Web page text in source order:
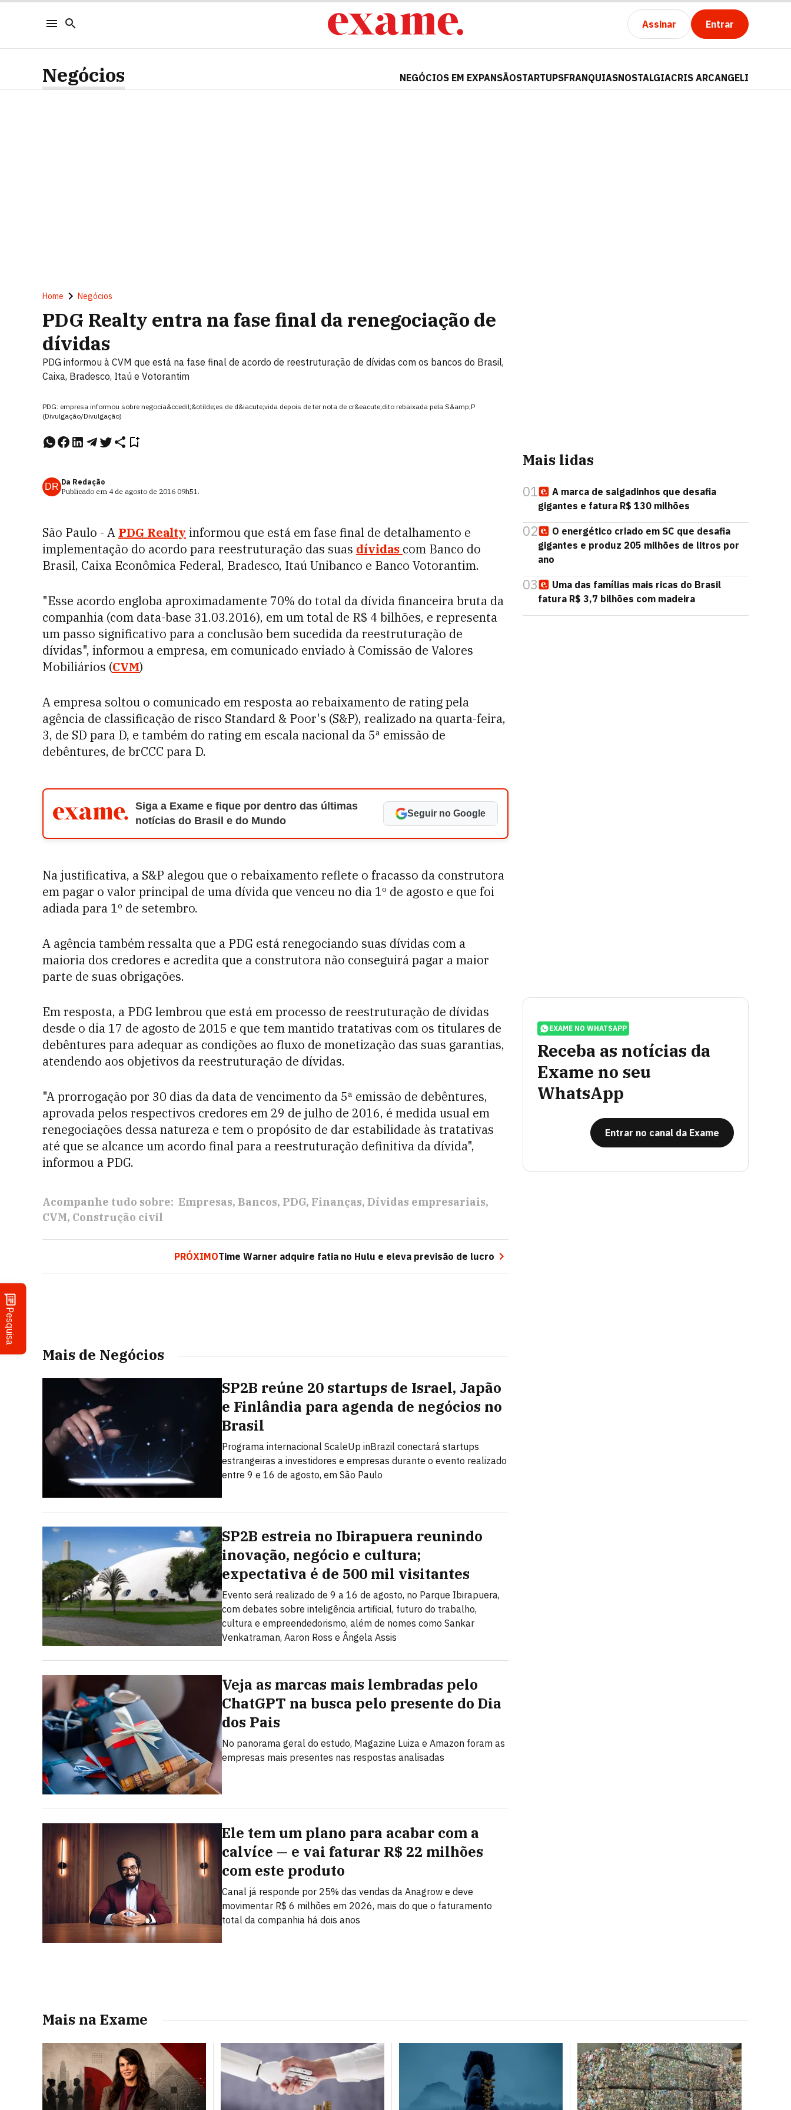
Assinar Entrar
Pesquisa
Negócios NEGÓCIOS EM EXPANSÃOSTARTUPSFRANQUIASNOSTALGIACRIS ARCANGELI
Home Negócios
PDG Realty entra na fase final da renegociação de
dívidas
PDG informou à CVM que está na fase final de acordo de reestruturação de dívidas com os bancos do Brasil,
Caixa, Bradesco, Itaú e Votorantim
PDG: empresa informou sobre negocia&ccedil;&otilde;es de d&iacute;vida depois de ter nota de cr&eacute;dito rebaixada pela S&amp;P
(Divulgação/Divulgação)
DR Da Redação
Publicado em 4 de agosto de 2016 09h51.
São Paulo - A PDG Realty informou que está em fase final de detalhamento e
implementação do acordo para reestruturação das suas dívidas com Banco do
Brasil, Caixa Econômica Federal, Bradesco, Itaú Unibanco e Banco Votorantim.
"Esse acordo engloba aproximadamente 70% do total da dívida financeira bruta da
companhia (com data-base 31.03.2016), em um total de R$ 4 bilhões, e representa
um passo significativo para a conclusão bem sucedida da reestruturação de
dívidas", informou a empresa, em comunicado enviado à Comissão de Valores
Mobiliários (CVM)
A empresa soltou o comunicado em resposta ao rebaixamento de rating pela
agência de classificação de risco Standard & Poor's (S&P), realizado na quarta-feira,
3, de SD para D, e também do rating em escala nacional da 5ª emissão de
debêntures, de brCCC para D.
Siga a Exame e fique por dentro das últimas
notícias do Brasil e do Mundo
Seguir no Google
Na justificativa, a S&P alegou que o rebaixamento reflete o fracasso da construtora
em pagar o valor principal de uma dívida que venceu no dia 1º de agosto e que foi
adiada para 1º de setembro.
A agência também ressalta que a PDG está renegociando suas dívidas com a
maioria dos credores e acredita que a construtora não conseguirá pagar a maior
parte de suas obrigações.
Em resposta, a PDG lembrou que está em processo de reestruturação de dívidas
desde o dia 17 de agosto de 2015 e que tem mantido tratativas com os titulares de
debêntures para adequar as condições ao fluxo de monetização das suas garantias,
atendendo aos objetivos da reestruturação de dívidas.
"A prorrogação por 30 dias da data de vencimento da 5ª emissão de debêntures,
aprovada pelos respectivos credores em 29 de julho de 2016, é medida usual em
renegociações dessa natureza e tem o propósito de dar estabilidade às tratativas
até que se alcance um acordo final para a reestruturação definitiva da dívida",
informou a PDG.
Acompanhe tudo sobre: Empresas Bancos PDG Finanças Dívidas empresariais
CVM Construção civil
PRÓXIMOTime Warner adquire fatia no Hulu e eleva previsão de lucro
Mais de Negócios
SP2B reúne 20 startups de Israel, Japão
e Finlândia para agenda de negócios no
Brasil
Programa internacional ScaleUp inBrazil conectará startups
estrangeiras a investidores e empresas durante o evento realizado
entre 9 e 16 de agosto, em São Paulo
SP2B estreia no Ibirapuera reunindo
inovação, negócio e cultura;
expectativa é de 500 mil visitantes
Evento será realizado de 9 a 16 de agosto, no Parque Ibirapuera,
com debates sobre inteligência artificial, futuro do trabalho,
cultura e empreendedorismo, além de nomes como Sankar
Venkatraman, Aaron Ross e Ângela Assis
Veja as marcas mais lembradas pelo
ChatGPT na busca pelo presente do Dia
dos Pais
No panorama geral do estudo, Magazine Luiza e Amazon foram as
empresas mais presentes nas respostas analisadas
Ele tem um plano para acabar com a
calvíce — e vai faturar R$ 22 milhões
com este produto
Canal já responde por 25% das vendas da Anagrow e deve
movimentar R$ 6 milhões em 2026, mais do que o faturamento
total da companhia há dois anos
Mais lidas
01
A marca de salgadinhos que desafia
gigantes e fatura R$ 130 milhões
02
O energético criado em SC que desafia
gigantes e produz 205 milhões de litros por
ano
03
Uma das famílias mais ricas do Brasil
fatura R$ 3,7 bilhões com madeira
EXAME NO WHATSAPP
Receba as notícias da
Exame no seu
WhatsApp
Entrar no canal da Exame
Mais na Exame